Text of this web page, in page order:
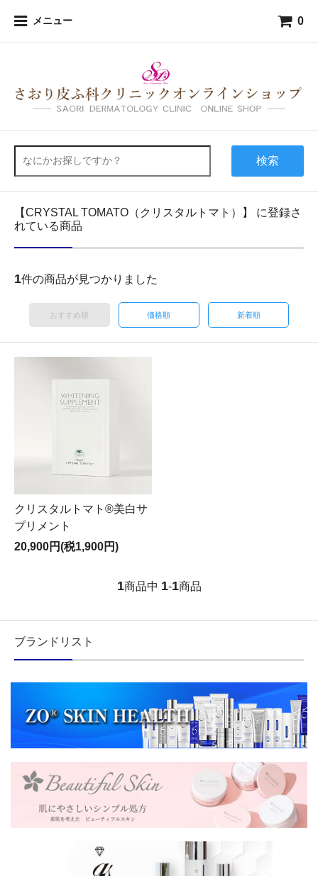
メニュー 0
検索
【CRYSTAL TOMATO（クリスタルトマト）】 に登録さ
れている商品
1件の商品が見つかりました
おすすめ順 価格順 新着順
クリスタルトマト®美白サ
プリメント
20,900円(税1,900円)
1商品中 1-1商品
ブランドリスト